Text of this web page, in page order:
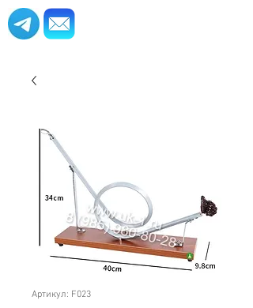
Артикул: F023